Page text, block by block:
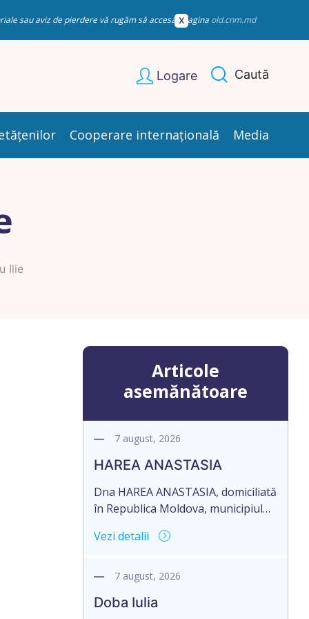
sau aviz de pierdere vă rugăm să accesați pagina old.cnm.md
Logare Caută
Cooperare internațională Media
Ilie
Articole
asemănătoare
7 august, 2026
HAREA ANASTASIA
Dna HAREA ANASTASIA, domiciliată
în Republica Moldova, municipiul
17, ap. 21, în numele Dlui CUPCEA
Moldova, raionul Orhei, satul
pierderea originalului: Certificatului
Vezi detalii
7 august, 2026
Doba Iulia